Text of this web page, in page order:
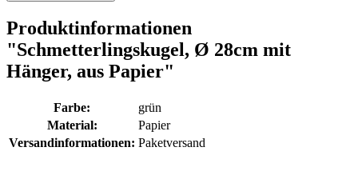
Produktinformationen
"Schmetterlingskugel, Ø 28cm mit
Hänger, aus Papier"
Farbe:
grün
Material:
Papier
Versandinformationen: Paketversand